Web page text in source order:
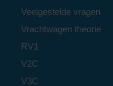
Veelgestelde vragen
Vrachtwagen theorie
RV1
V2C
V3C